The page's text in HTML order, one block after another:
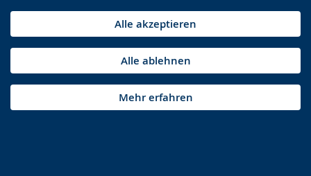
Alle akzeptieren
Alle ablehnen
Mehr erfahren